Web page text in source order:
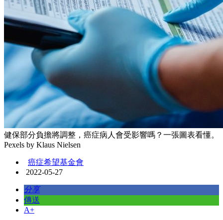
健保部分負擔將調整，癌症病人會受影響嗎？一張圖表看懂。
Pexels by Klaus Nielsen
癌症希望基金會
2022-05-27
分享
傳送
A+